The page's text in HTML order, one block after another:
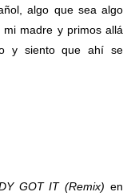
algo que sea algo
madre y primos allá
y siento que ahí se
GOT IT (Remix) en